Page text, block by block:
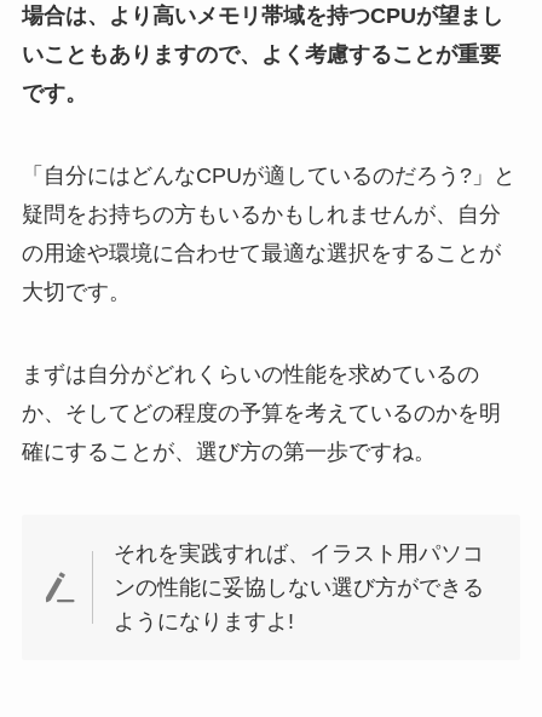
場合は、より高いメモリ帯域を持つCPUが望まし
いこともありますので、よく考慮することが重要
です。
「自分にはどんなCPUが適しているのだろう?」と
疑問をお持ちの方もいるかもしれませんが、自分
の用途や環境に合わせて最適な選択をすることが
大切です。
まずは自分がどれくらいの性能を求めているの
か、そしてどの程度の予算を考えているのかを明
確にすることが、選び方の第一歩ですね。
それを実践すれば、イラスト用パソコ
ンの性能に妥協しない選び方ができる
ようになりますよ!